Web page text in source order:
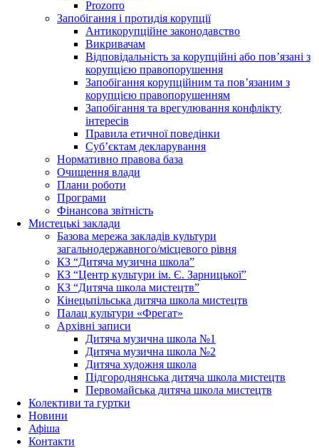
Prozorro
Запобігання і протидія корупції
Антикорупційне законодавство
Викривачам
Відповідальність за корупційні або пов’язані з
корупцією правопорушення
Запобігання корупційним та пов’язаним з
корупцією правопорушенням
Запобігання та врегулювання конфлікту
інтересів
Правила етичної поведінки
Суб’єктам декларування
Нормативно правова база
Очищення влади
Плани роботи
Програми
Фінансова звітність
Мистецькі заклади
Базова мережа закладів культури
загальнодержавного/місцевого рівня
КЗ “Дитяча музична школа”
КЗ “Центр культури ім. Є. Зарницької”
КЗ “Дитяча школа мистецтв”
Кінецьпільська дитяча школа мистецтв
Палац культури «Фрегат»
Архівні записи
Дитяча музична школа №1
Дитяча музична школа №2
Дитяча художня школа
Підгороднянська дитяча школа мистецтв
Первомайська дитяча школа мистецтв
Колективи та гуртки
Новини
Афіша
Контакти